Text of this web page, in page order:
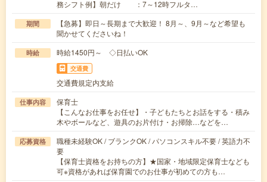
務シフト例】朝だけ ：7～12時フルタ…
期間
【急募】即日～長期まで大歓迎！ 8月～、9月～など希望も
聞かせてくださいね！
時給 時給1450円～ ◇日払いOK
交通費
交通費規定内支給
仕事内容
保育士
【こんなお仕事をお任せ】・子どもたちとお話をする・積み
木やボールなど、遊具のお片付け・お掃除…などを…
応募資格
職種未経験OK / ブランクOK / パソコンスキル不要 / 英語力不
要
【保育士資格をお持ちの方】★国家・地域限定保育士なども
可※資格があれば保育園でのお仕事が初めての方も…